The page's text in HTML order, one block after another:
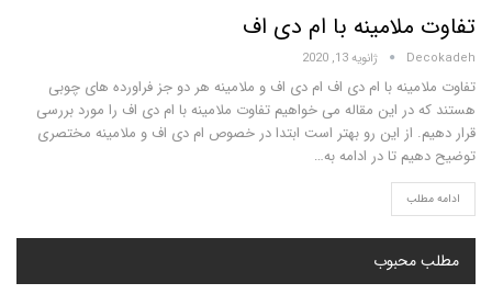
با ام دی اف
ژانویه 13, 2020
با ام دی اف ام دی اف و ملامینه هر دو جز فراورده های چوبی
این مقاله می خواهیم تفاوت ملامینه با ام دی اف را مورد بررسی
از این رو بهتر است ابتدا در خصوص ام دی اف و ملامینه مختصری
تا در ادامه به…